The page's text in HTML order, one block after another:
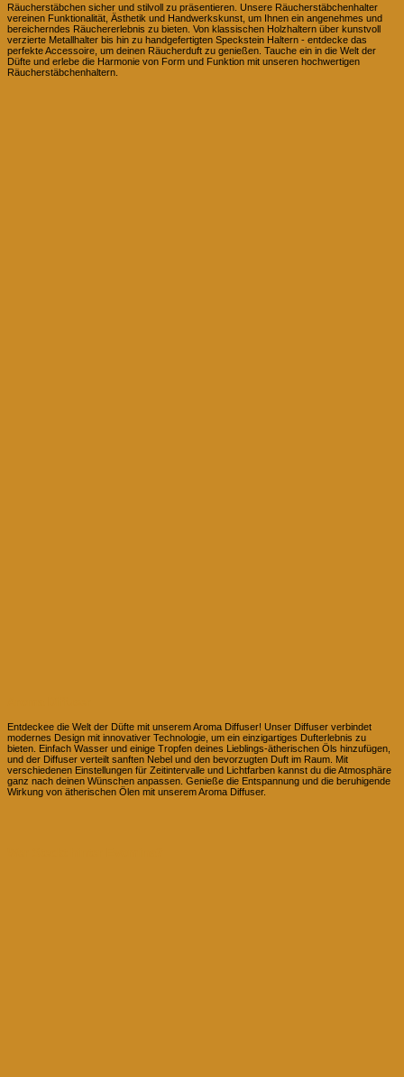
Räucherstäbchen sicher und stilvoll zu präsentieren. Unsere Räucherstäbchenhalter
vereinen Funktionalität, Ästhetik und Handwerkskunst, um Ihnen ein angenehmes und
bereicherndes Räuchererlebnis zu bieten. Von klassischen Holzhaltern über kunstvoll
verzierte Metallhalter bis hin zu handgefertigten Speckstein Haltern - entdecke das
perfekte Accessoire, um deinen Räucherduft zu genießen. Tauche ein in die Welt der
Düfte und erlebe die Harmonie von Form und Funktion mit unseren hochwertigen
Räucherstäbchenhaltern.
Entdeckee die Welt der Düfte mit unserem Aroma Diffuser! Unser Diffuser verbindet
modernes Design mit innovativer Technologie, um ein einzigartiges Dufterlebnis zu
bieten. Einfach Wasser und einige Tropfen deines Lieblings-ätherischen Öls hinzufügen,
und der Diffuser verteilt sanften Nebel und den bevorzugten Duft im Raum. Mit
verschiedenen Einstellungen für Zeitintervalle und Lichtfarben kannst du die Atmosphäre
ganz nach deinen Wünschen anpassen. Genieße die Entspannung und die beruhigende
Wirkung von ätherischen Ölen mit unserem Aroma Diffuser.